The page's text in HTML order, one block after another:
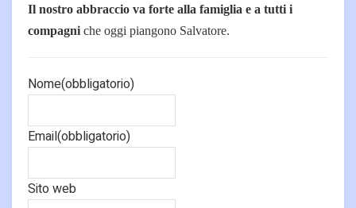
Il nostro abbraccio va forte alla famiglia e a tutti i
compagni che oggi piangono Salvatore.
Nome(obbligatorio)
Email(obbligatorio)
Sito web